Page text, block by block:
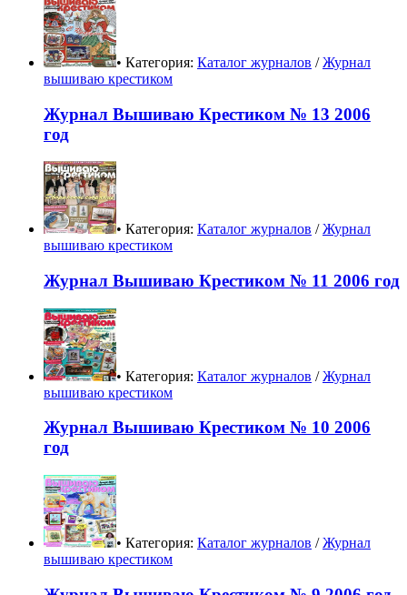
• Категория: Каталог журналов /Журнал
вышиваю крестиком
Журнал Вышиваю Крестиком № 13 2006
год
• Категория: Каталог журналов /Журнал
вышиваю крестиком
Журнал Вышиваю Крестиком № 11 2006 год
• Категория: Каталог журналов /Журнал
вышиваю крестиком
Журнал Вышиваю Крестиком № 10 2006
год
• Категория: Каталог журналов /Журнал
вышиваю крестиком